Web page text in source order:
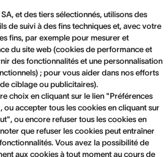
et des tiers sélectionnés, utilisons des
de suivi à des fins techniques et, avec votre
fins, par exemple pour mesurer et
du site web (cookies de performance et
des fonctionnalités et une personnalisation
; pour vous aider dans nos efforts
ciblage ou publicitaires).
choix en cliquant sur le lien "Préférences
ou accepter tous les cookies en cliquant sur
ou encore refuser tous les cookies en
que refuser les cookies peut entraîner
Vous avez la possibilité de
aux cookies à tout moment au cours de